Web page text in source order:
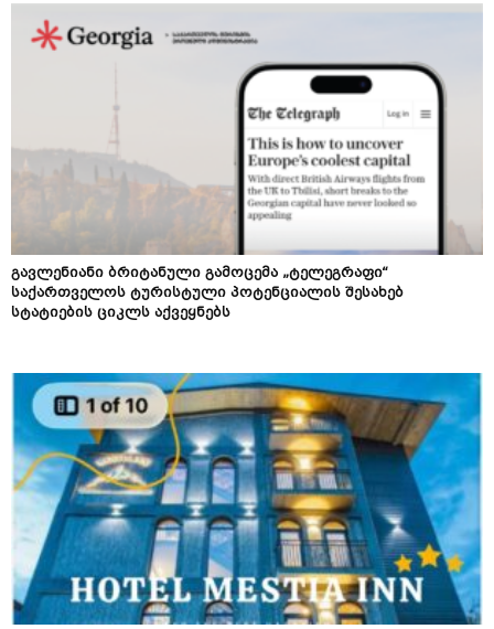
გავლენიანი ბრიტანული გამოცემა „ტელეგრაფი“
საქართველოს ტურისტული პოტენციალის შესახებ
სტატიების ციკლს აქვეყნებს